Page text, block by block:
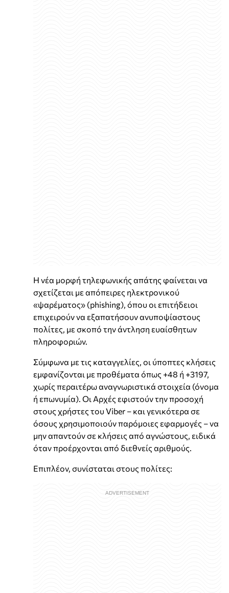
Η νέα μορφή τηλεφωνικής απάτης φαίνεται να
σχετίζεται με απόπειρες ηλεκτρονικού
«ψαρέματος» (phishing), όπου οι επιτήδειοι
επιχειρούν να εξαπατήσουν ανυποψίαστους
πολίτες, με σκοπό την άντληση ευαίσθητων
πληροφοριών.
Σύμφωνα με τις καταγγελίες, οι ύποπτες κλήσεις
εμφανίζονται με προθέματα όπως +48 ή +3197,
χωρίς περαιτέρω αναγνωριστικά στοιχεία (όνομα
ή επωνυμία). Οι Αρχές εφιστούν την προσοχή
στους χρήστες του Viber – και γενικότερα σε
όσους χρησιμοποιούν παρόμοιες εφαρμογές – να
μην απαντούν σε κλήσεις από αγνώστους, ειδικά
όταν προέρχονται από διεθνείς αριθμούς.
Επιπλέον, συνίσταται στους πολίτες: